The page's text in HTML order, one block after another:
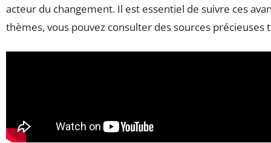
acteur du changement. Il est essentiel de suivre ces
thèmes, vous pouvez consulter des sources précieuses